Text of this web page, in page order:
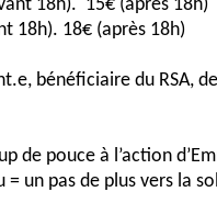
18h). 18€ (après 18h)
bénéficiaire du RSA,
de pouce à l’action
= un pas de plus vers la